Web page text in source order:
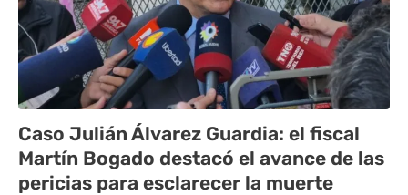
Caso Julián Álvarez Guardia: el fiscal
Martín Bogado destacó el avance de las
pericias para esclarecer la muerte